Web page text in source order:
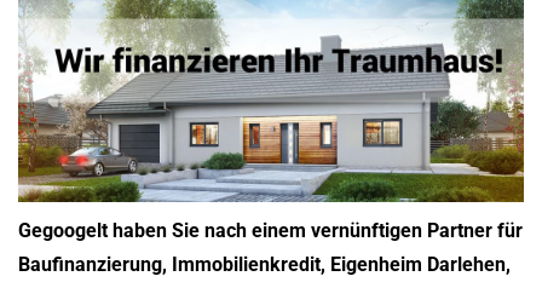
Gegoogelt haben Sie nach einem vernünftigen Partner für
Baufinanzierung, Immobilienkredit, Eigenheim Darlehen,